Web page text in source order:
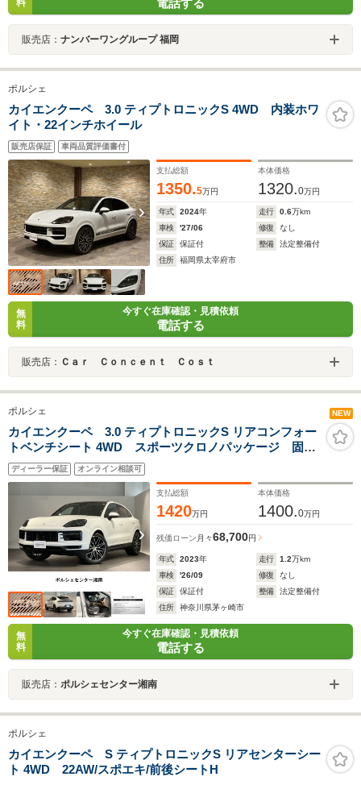
料 電話する
販売店： ナンバーワングループ 福岡
ポルシェ
カイエンクーペ 3.0 ティプトロニックS 4WD 内装ホワ
イト・22インチホイール
販売店保証 車両品質評価書付
支払総額
1350.5万円
本体価格
1320.0万円
年式 2024年 走行 0.6万km
車検
'27/06 修復
なし
保証
保証付 整備
法定整備付
住所
福岡県太宰府市
無
料
今すぐ在庫確認・見積依頼
電話する
販売店： Ｃａｒ Ｃｏｎｃｅｎｔ Ｃｏｓｔ
ポルシェ NEW
カイエンクーペ 3.0 ティプトロニックS リアコンフォー
トベンチシート 4WD スポーツクロノパッケージ 固定
式パノラマルーフ 22インチ RS Spyder Design ホイー
ル マトリックスLEDヘッドライト ティンテッドLED
テールライト プライバシーガラス
ディーラー保証 オンライン相談可
支払総額
1420万円
本体価格
1400.0万円
残価ローン 月々68,700円
年式 2023年 走行 1.2万km
車検
'26/09 修復
なし
保証
保証付 整備
法定整備付
住所
神奈川県茅ヶ崎市
無
料
今すぐ在庫確認・見積依頼
電話する
販売店： ポルシェセンター湘南
ポルシェ
カイエンクーペ S ティプトロニックS リアセンターシー
ト 4WD 22AW/スポエキ/前後シートH